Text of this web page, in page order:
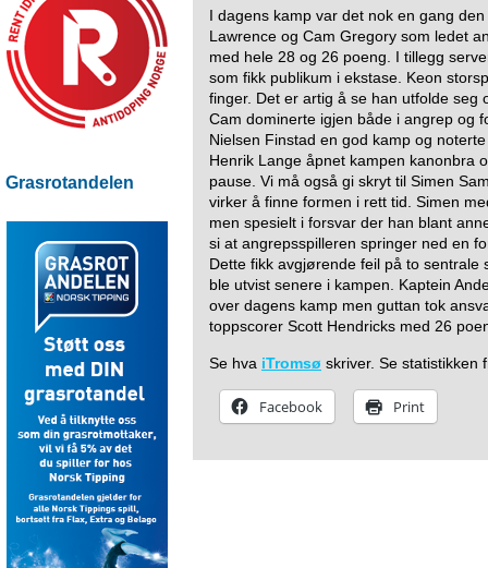
Grasrotandelen
I dagens kamp var det nok en gang
Lawrence og Cam Gregory som ledet
med hele 28 og 26 poeng. I tillegg
som fikk publikum i ekstase. Keon
finger. Det er artig å se han utfolde seg
Cam dominerte igjen både i angrep og
Nielsen Finstad en god kamp og
Henrik Lange åpnet kampen kanonbra
pause. Vi må også gi skryt til Simen
virker å finne formen i rett tid. Simen
men spesielt i forsvar der han blant
si at angrepsspilleren springer ned en
Dette fikk avgjørende feil på to sentrale
ble utvist senere i kampen. Kaptein
over dagens kamp men guttan tok
toppscorer Scott Hendricks med 26
Se hva iTromsø skriver. Se statistikken
Facebook Print